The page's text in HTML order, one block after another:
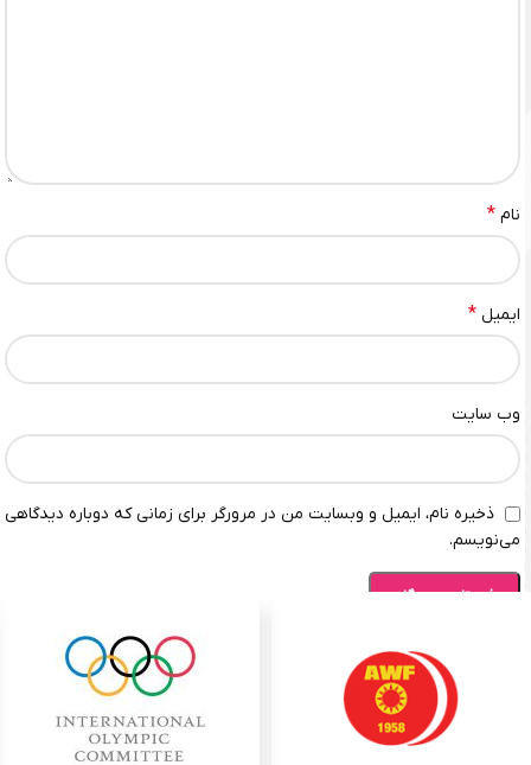
نام *
ایمیل *
وب‌ سایت
ذخیره نام، ایمیل و وبسایت من در مرورگر برای زمانی که دوباره دیدگاهی
می‌نویسم.